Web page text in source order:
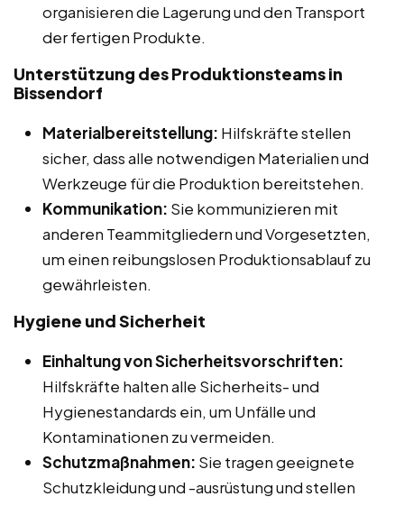
organisieren die Lagerung und den Transport
der fertigen Produkte.
Unterstützung des Produktionsteams in
Bissendorf
Materialbereitstellung: Hilfskräfte stellen
sicher, dass alle notwendigen Materialien und
Werkzeuge für die Produktion bereitstehen.
Kommunikation: Sie kommunizieren mit
anderen Teammitgliedern und Vorgesetzten,
um einen reibungslosen Produktionsablauf zu
gewährleisten.
Hygiene und Sicherheit
Einhaltung von Sicherheitsvorschriften:
Hilfskräfte halten alle Sicherheits- und
Hygienestandards ein, um Unfälle und
Kontaminationen zu vermeiden.
Schutzmaßnahmen: Sie tragen geeignete
Schutzkleidung und -ausrüstung und stellen